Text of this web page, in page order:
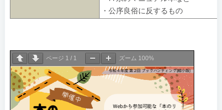
・公序良俗に反するもの
ページ 1 / 1 ズーム 100%